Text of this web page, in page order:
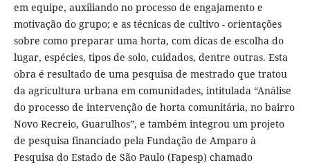
em equipe, auxiliando no processo de engajamento e
motivação do grupo; e as técnicas de cultivo - orientações
sobre como preparar uma horta, com dicas de escolha do
lugar, espécies, tipos de solo, cuidados, dentre outras. Esta
obra é resultado de uma pesquisa de mestrado que tratou
da agricultura urbana em comunidades, intitulada “Análise
do processo de intervenção de horta comunitária, no bairro
Novo Recreio, Guarulhos”, e também integrou um projeto
de pesquisa financiado pela Fundação de Amparo à
Pesquisa do Estado de São Paulo (Fapesp) chamado